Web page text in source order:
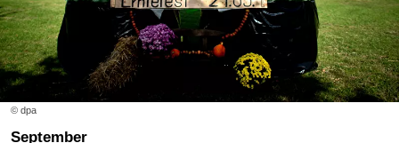
© dpa
September